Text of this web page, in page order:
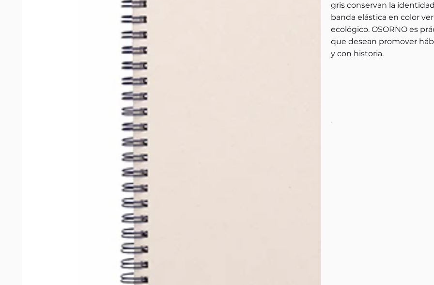
gris conservan la
banda elástica en color
ecológico. OSORNO es
que desean promover
y con historia.